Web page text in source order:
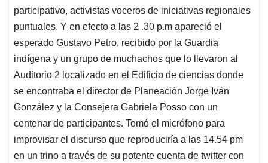
participativo, activistas voceros de iniciativas regionales
puntuales. Y en efecto a las 2 .30 p.m apareció el
esperado Gustavo Petro, recibido por la Guardia
indígena y un grupo de muchachos que lo llevaron al
Auditorio 2 localizado en el Edificio de ciencias donde
se encontraba el director de Planeación Jorge Iván
González y la Consejera Gabriela Posso con un
centenar de participantes. Tomó el micrófono para
improvisar el discurso que reproduciría a las 14.54 pm
en un trino a través de su potente cuenta de twitter con